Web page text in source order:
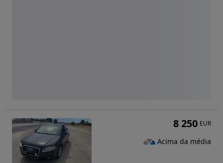
8 250 EUR
Acima da média